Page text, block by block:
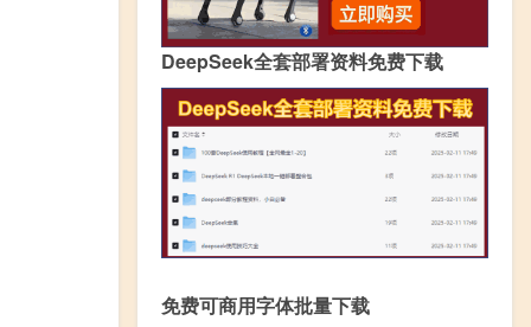
DeepSeek全套部署资料免费下载
免费可商用字体批量下载